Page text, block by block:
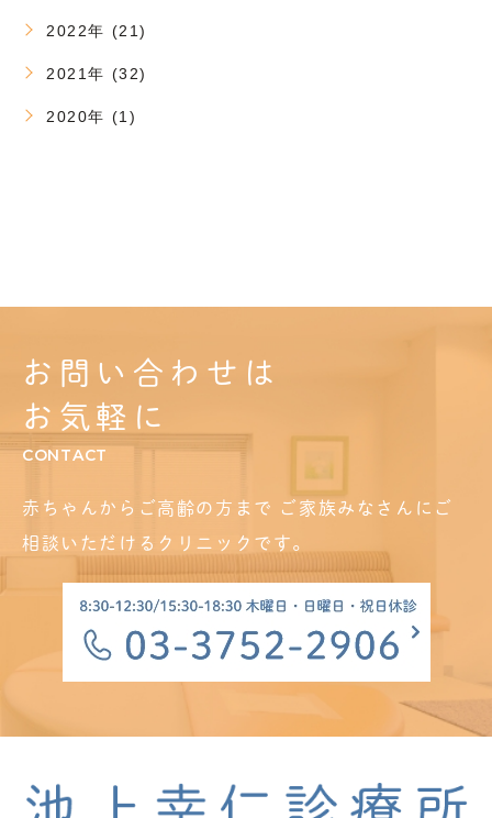
2022年 (21)
2021年 (32)
2020年 (1)
お問い合わせは
お気軽に
CONTACT
赤ちゃんからご高齢の方まで
ご家族みなさんにご
相談いただけるクリニックです。